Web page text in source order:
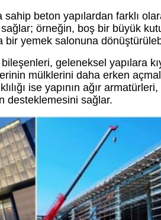
sahip beton yapılardan farklı
sağlar; örneğin, boş bir büyük
bir yemek salonuna
geleneksel yapılara
mülklerini daha erken
ise yapının ağır
desteklemesini sağlar.